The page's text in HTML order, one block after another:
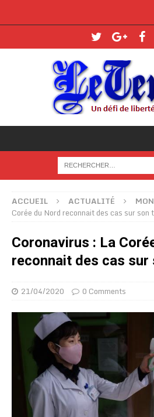
ACCUEIL ACTUALITÉ
Corée du Nord reconnait des cas sur son
Coronavirus : La
reconnait des cas
21/04/2020 0 Comments